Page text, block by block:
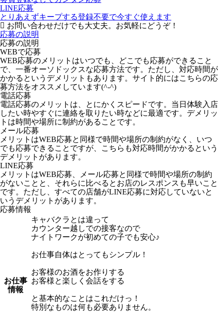
LINE応募
とりあえずキープする登録不要で今すぐ使えます
お問い合わせだけでも大丈夫。お気軽にどうぞ！
応募の説明
応募の説明
WEBで応募
WEB応募のメリットはいつでも、どこでも応募ができること
で、一番オーソドックスな応募方法です。ただし、対応時間が
かかるというデメリットもあります。サイト的にはこちらの応
募方法をオススメしています(^-^)
電話応募
電話応募のメリットは、とにかくスピードです。当日体験入店
したい時やすぐに連絡を取りたい時などに最適です。デメリッ
トは時間や場所に制約があることです。
メール応募
メリットはWEB応募と同様で時間や場所の制約がなく、いつ
でも応募できることですが、こちらも対応時間がかかるという
デメリットがあります。
LINE応募
メリットはWEB応募、メール応募と同様で時間や場所の制約
がないことと、それらに比べるとお店のレスポンスも早いこと
です。ただし、すべての店舗がLINE応募に対応していないと
いうデメリットがあります。
応募情報
お仕事
情報
キャバクラとは違って
カウンター越しでの接客なので
ナイトワークが初めての子でも安心♪
お仕事自体はとってもシンプル！
お客様のお酒をお作りする
お客様と楽しく会話をする
と基本的なことはこれだけっ！
特別なものは何も必要ありません。